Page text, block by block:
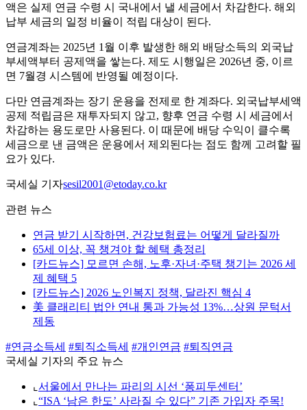
액은 실제 연금 수령 시 국내에서 낼 세금에서 차감한다. 해외
납부 세금의 일정 비율이 적립 대상이 된다.
연금계좌는 2025년 1월 이후 발생한 해외 배당소득의 외국납
부세액부터 공제액을 쌓는다. 제도 시행일은 2026년 중, 이르
면 7월경 시스템에 반영될 예정이다.
다만 연금계좌는 장기 운용을 전제로 한 계좌다. 외국납부세액
공제 적립금은 재투자되지 않고, 향후 연금 수령 시 세금에서
차감하는 용도로만 사용된다. 이 때문에 배당 수익이 클수록
세금으로 낸 금액은 운용에서 제외된다는 점도 함께 고려할 필
요가 있다.
국세실 기자sesil2001@etoday.co.kr
관련 뉴스
연금 받기 시작하면, 건강보험료는 어떻게 달라질까
65세 이상, 꼭 챙겨야 할 혜택 총정리
[카드뉴스] 모르면 손해, 노후·자녀·주택 챙기는 2026 세
제 혜택 5
[카드뉴스] 2026 노인복지 정책, 달라진 핵심 4
美 클래리티 법안 연내 통과 가능성 13%…상원 문턱서
제동
#연금소득세 #퇴직소득세 #개인연금 #퇴직연금
국세실 기자의 주요 뉴스
⌞ 서울에서 만나는 파리의 시선 ‘퐁피두센터’
⌞ “ISA ‘남은 한도’ 사라질 수 있다” 기존 가입자 주목!